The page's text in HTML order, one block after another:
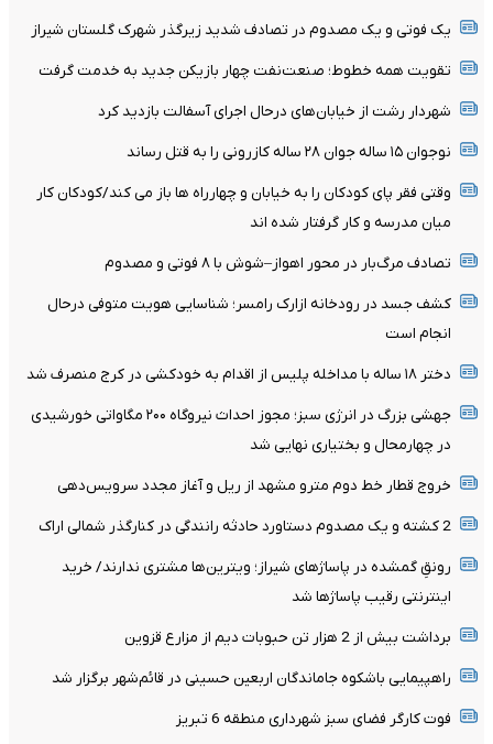
یک فوتی و یک مصدوم در تصادف شدید زیرگذر شهرک گلستان شیراز
تقویت همه خطوط؛ صنعت‌نفت چهار بازیکن جدید به خدمت گرفت
شهردار رشت از خیابان‌های درحال اجرای آسفالت بازدید کرد
نوجوان ۱۵ ساله جوان ۲۸ ساله کازرونی را به قتل رساند
وقتی فقر پای کودکان را به خیابان و چهارراه ها باز می کند/کودکان کار
میان مدرسه و کار گرفتار شده اند
تصادف مرگ‌بار در محور اهواز–شوش با ۸ فوتی و مصدوم
کشف جسد در رودخانه ازارک رامسر؛ شناسایی هویت متوفی درحال
انجام است
دختر ۱۸ ساله با مداخله پلیس از اقدام به خودکشی در کرج منصرف شد
جهشی بزرگ در انرژی سبز؛ مجوز احداث نیروگاه ۲۰۰ مگاواتی خورشیدی
در چهارمحال‌ و بختیاری نهایی شد
خروج قطار خط دوم مترو مشهد از ریل و آغاز مجدد سرویس‌دهی
2 کشته و یک مصدوم دستاورد حادثه رانندگی در کنارگذر شمالی اراک
رونقِ گمشده در پاساژهای شیراز؛ ویترین‌ها مشتری ندارند/ خرید
اینترنتی رقیب پاساژها شد
برداشت بیش از 2 هزار تن حبوبات دیم از مزارع قزوین
راهپیمایی باشکوه جاماندگان اربعین حسینی در قائم‌شهر برگزار شد
فوت کارگر فضای سبز شهرداری منطقه 6 تبریز